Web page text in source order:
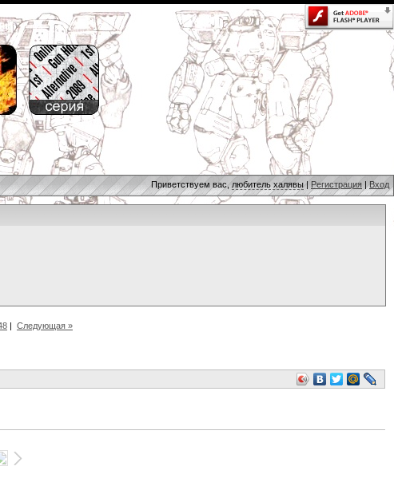
Приветствуем вас, любитель халявы | Регистрация |Вход
| Следующая »